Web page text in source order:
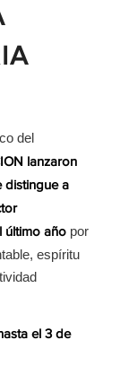
del
lanzaron
distingue a
último añopor
espíritu
el 3 de